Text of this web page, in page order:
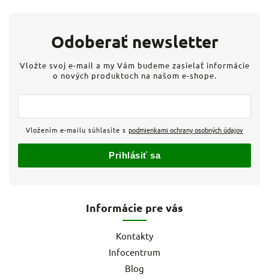
Informácie pre vás
Kontakty
Infocentrum
Blog
Odoberať newsletter
Vložte svoj e-mail a my Vám budeme zasielať informácie
o nových produktoch na našom e-shope.
Vložením e-mailu súhlasíte s podmienkami ochrany osobných údajov
Prihlásiť sa